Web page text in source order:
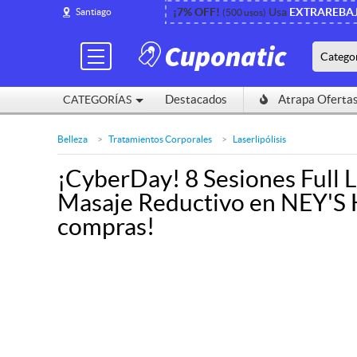
Santiago ¡7% OFF! (500 usos) Usa
CATEGORÍAS Destacados Atrapa Ofertas
Belleza Tratamientos Corporales Laserlipólisis
¡CyberDay! 8 Sesiones Full
Masaje Reductivo en NEY'S
compras!
Santiago ¡7% OFF! (500 usos) Usa
CATEGORÍAS Destacados Atrapa Ofertas